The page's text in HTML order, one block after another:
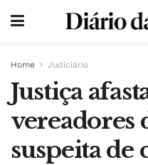
Home Judiciário
Justiça
vereadores
suspeita de